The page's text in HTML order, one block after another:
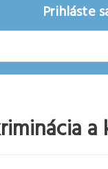
Prihláste